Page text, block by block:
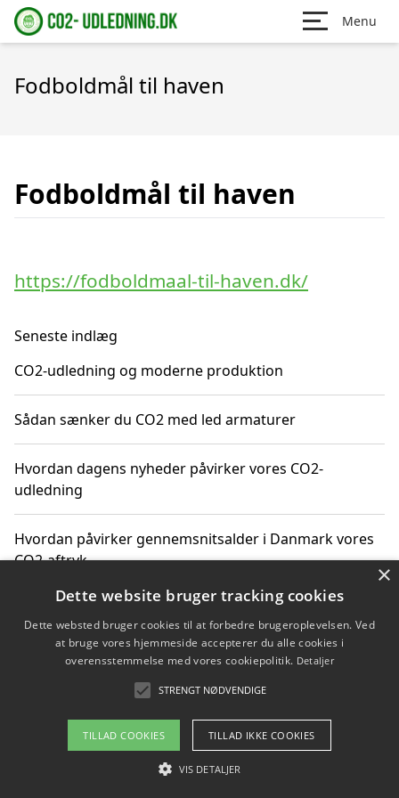
Menu
Fodboldmål til haven
Fodboldmål til haven
https://fodboldmaal-til-haven.dk/
Seneste indlæg
CO2-udledning og moderne produktion
Sådan sænker du CO2 med led armaturer
Hvordan dagens nyheder påvirker vores CO2-
udledning
Hvordan påvirker gennemsnitsalder i Danmark vores
CO2-aftryk
Hvordan nyheder om CO2-udledning påvirker vores
hverdag
Om / kontakt
Blog Betingelser
×
Dette website bruger tracking cookies
Dette websted bruger cookies til at forbedre brugeroplevelsen. Ved
at bruge vores hjemmeside accepterer du alle cookies i
overensstemmelse med vores cookiepolitik. Detaljer
STRENGT NØDVENDIGE
TILLAD COOKIES TILLAD IKKE COOKIES
VIS DETALJER